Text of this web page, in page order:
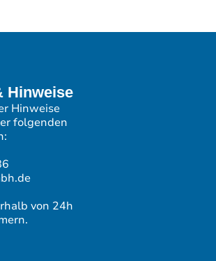
Hinweise
Hinweise
folgenden
von 24h